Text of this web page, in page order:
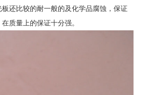
还比较的耐一般的及化学品腐蚀，保证
质量上的保证十分强。